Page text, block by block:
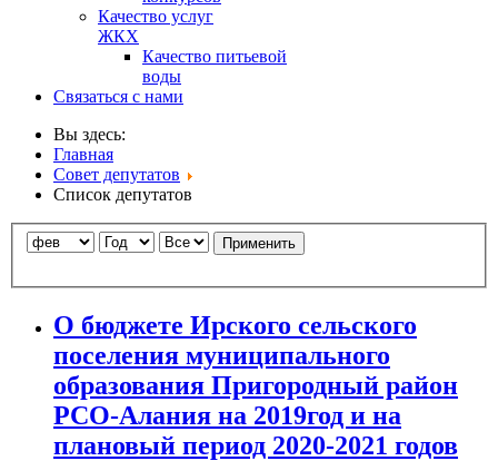
Качество услуг
ЖКХ
Качество питьевой
воды
Связаться с нами
Вы здесь:
Главная
Совет депутатов
Список депутатов
Применить
О бюджете Ирского сельского
поселения муниципального
образования Пригородный район
РСО-Алания на 2019год и на
плановый период 2020-2021 годов